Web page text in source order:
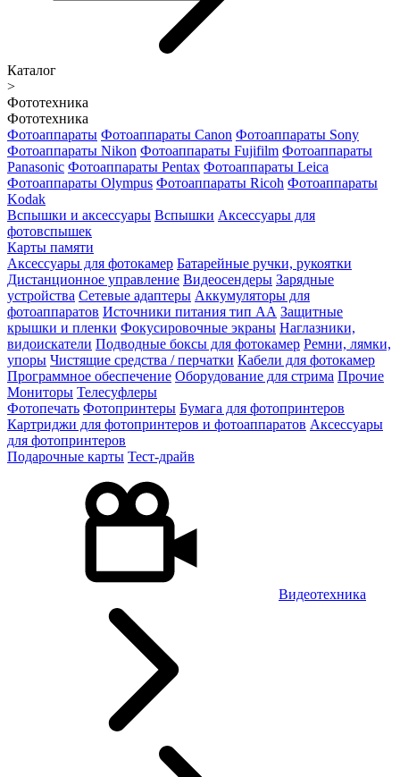
Каталог
>
Фототехника
Фототехника
Фотоаппараты Фотоаппараты Canon Фотоаппараты Sony
Фотоаппараты Nikon Фотоаппараты Fujifilm Фотоаппараты
Panasonic Фотоаппараты Pentax Фотоаппараты Leica
Фотоаппараты Olympus Фотоаппараты Ricoh Фотоаппараты
Kodak
Вспышки и аксессуары Вспышки Аксессуары для
фотовспышек
Карты памяти
Аксессуары для фотокамер Батарейные ручки, рукоятки
Дистанционное управление Видеосендеры Зарядные
устройства Сетевые адаптеры Аккумуляторы для
фотоаппаратов Источники питания тип АА Защитные
крышки и пленки Фокусировочные экраны Наглазники,
видоискатели Подводные боксы для фотокамер Ремни, лямки,
упоры Чистящие средства / перчатки Кабели для фотокамер
Программное обеспечение Оборудование для стрима Прочие
Мониторы Телесуфлеры
Фотопечать Фотопринтеры Бумага для фотопринтеров
Картриджи для фотопринтеров и фотоаппаратов Аксессуары
для фотопринтеров
Подарочные карты Тест-драйв
Видеотехника